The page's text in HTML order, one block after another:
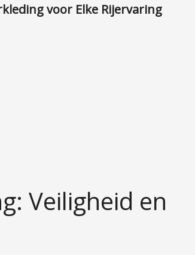
voor Elke Rijervaring
Veiligheid en